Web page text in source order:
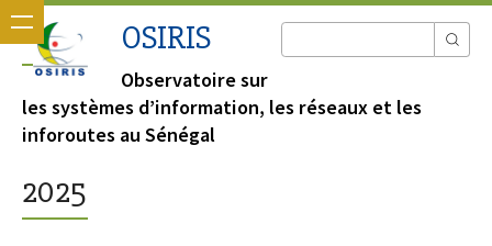
OSIRIS
Observatoire sur
les systèmes d’information, les réseaux et les
inforoutes au Sénégal
2025